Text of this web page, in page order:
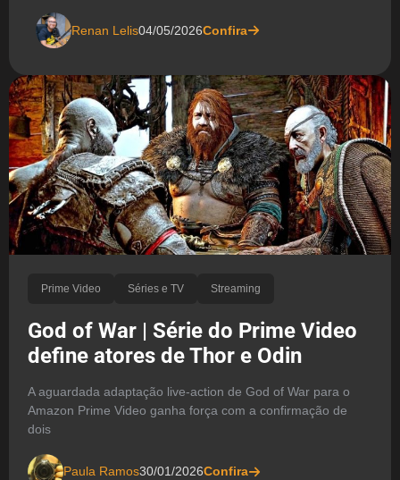
Renan Lelis04/05/2026Confira
Prime Video Séries e TV Streaming
God of War | Série do Prime Video
define atores de Thor e Odin
A aguardada adaptação live-action de God of War para o
Amazon Prime Video ganha força com a confirmação de
dois
Paula Ramos30/01/2026Confira